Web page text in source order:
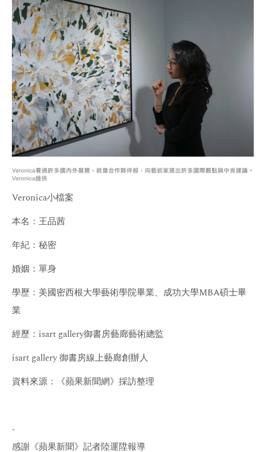
Veronica小檔案
本名：王品茜
年紀：秘密
婚姻：單身
學歷：美國密西根大學藝術學院畢業、成功大學MBA碩士畢
業
經歷：isart gallery御書房藝廊藝術總監
isart gallery 御書房線上藝廊創辦人
資料來源：《蘋果新聞網》採訪整理
-
感謝《蘋果新聞》記者陸運陞報導